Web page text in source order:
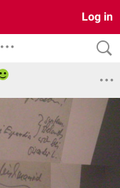
Log in